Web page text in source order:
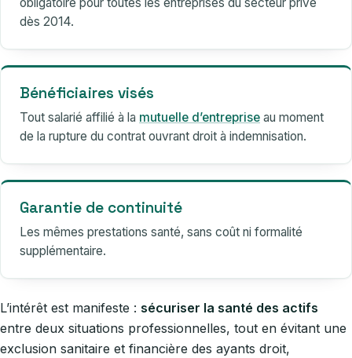
dès 2014.
Bénéficiaires visés
Tout salarié affilié à la mutuelle d’entreprise au moment
de la rupture du contrat ouvrant droit à indemnisation.
Garantie de continuité
Les mêmes prestations santé, sans coût ni formalité
supplémentaire.
L’intérêt est manifeste : sécuriser la santé des actifs
entre deux situations professionnelles, tout en évitant une
exclusion sanitaire et financière des ayants droit,